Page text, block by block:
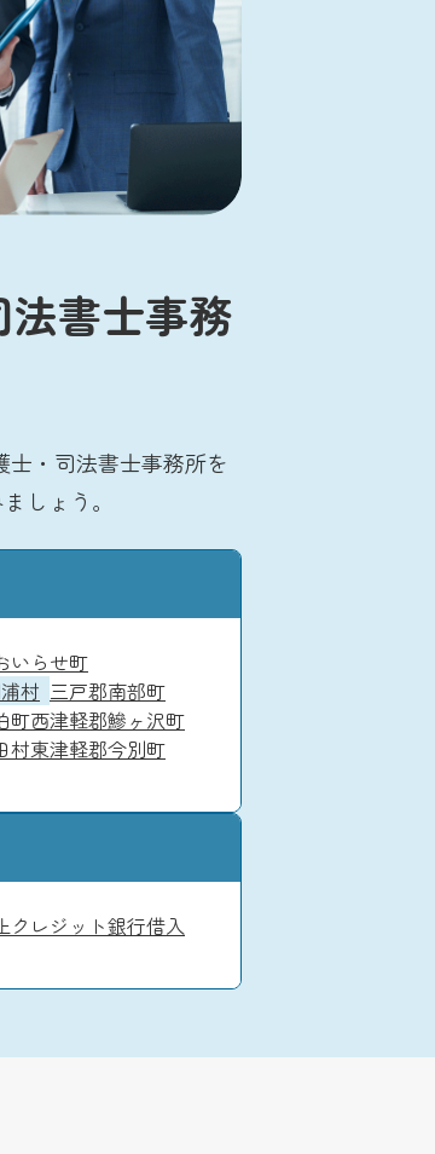
書士事務
・司法書士事務所を
しょう。
いらせ町
村 三戸郡南部町
町西津軽郡鰺ヶ沢町
村東津軽郡今別町
クレジット銀行借入